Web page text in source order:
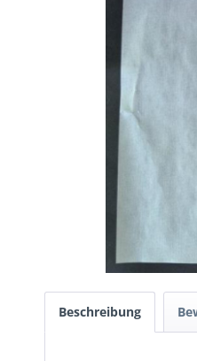
Beschreibung